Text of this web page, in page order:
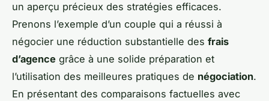
un aperçu précieux des stratégies efficaces.
Prenons l’exemple d’un couple qui a réussi à
négocier une réduction substantielle des frais
d’agence grâce à une solide préparation et
l’utilisation des meilleures pratiques de négociation.
En présentant des comparaisons factuelles avec